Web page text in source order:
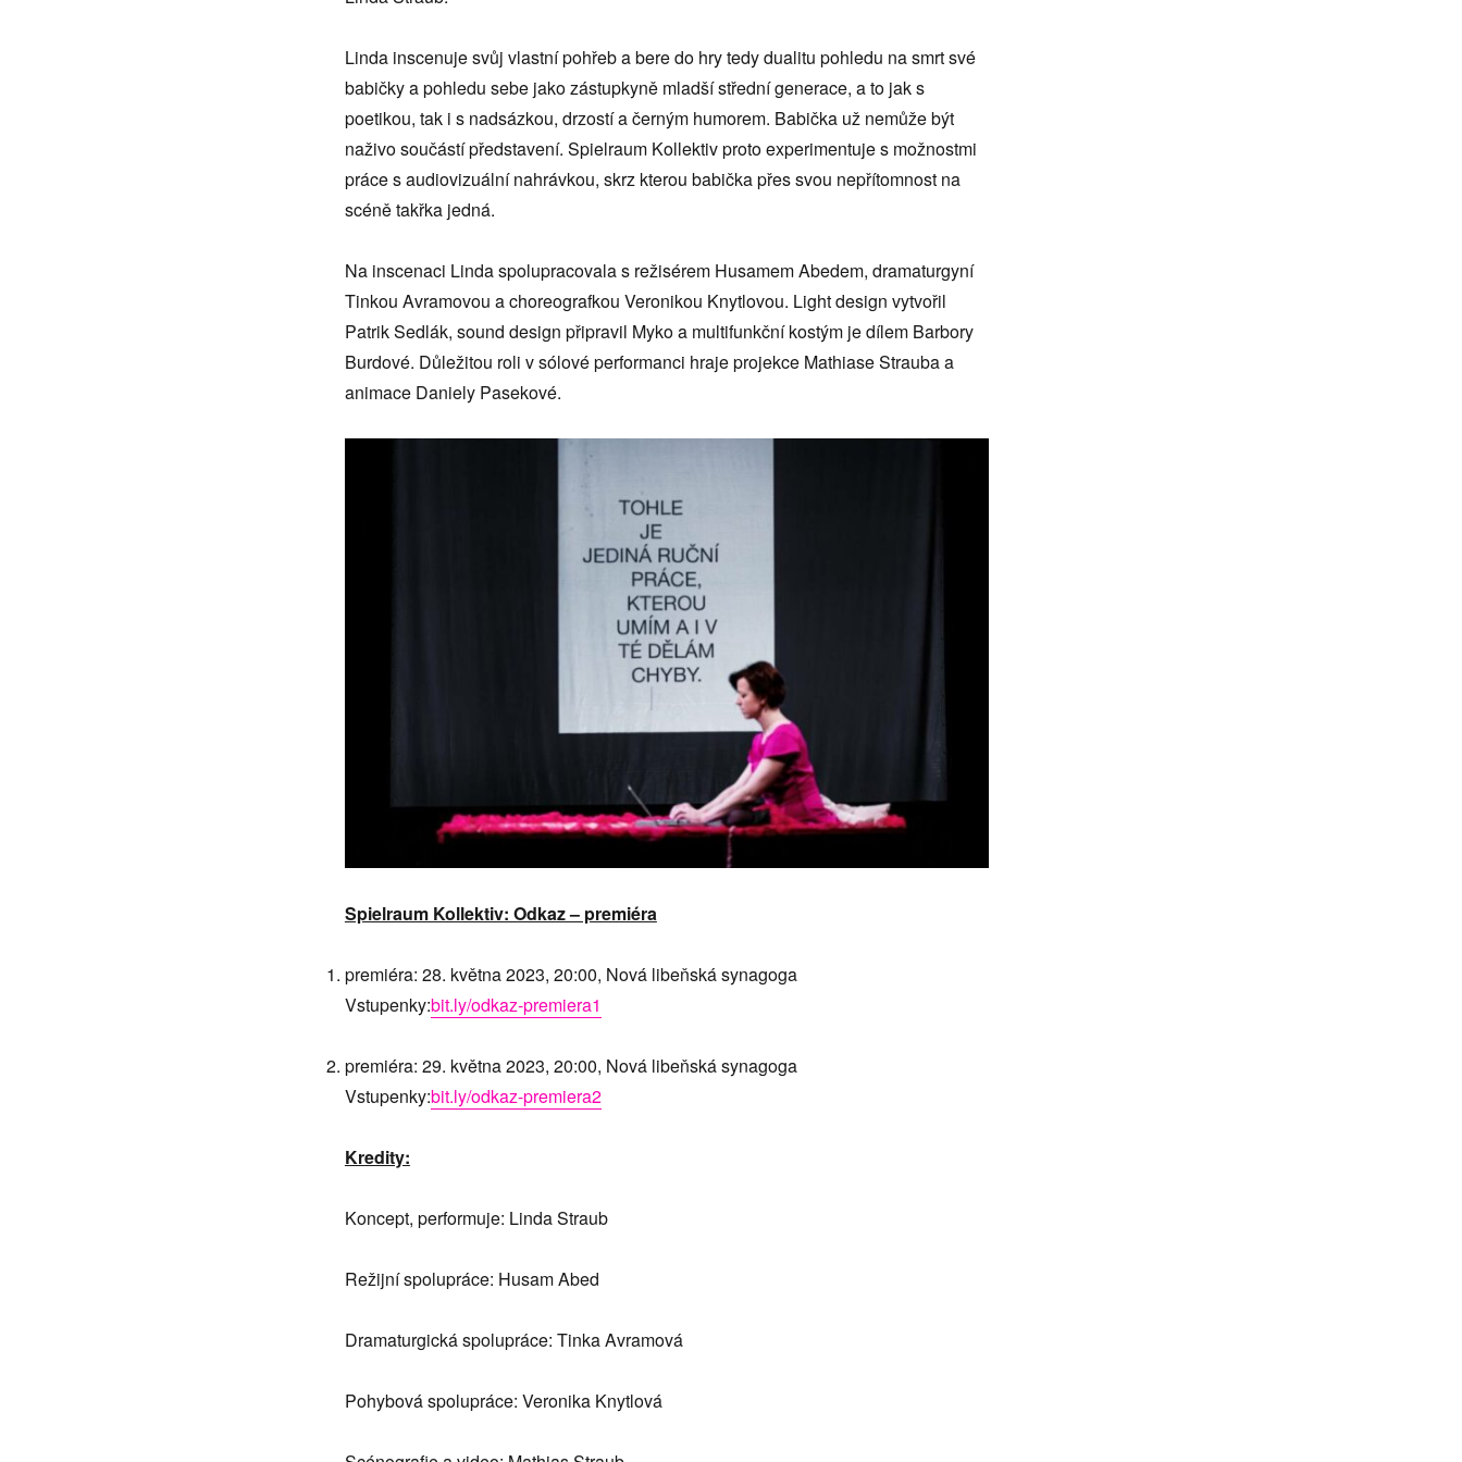
Linda inscenuje svůj vlastní pohřeb a bere do hry tedy dualitu pohledu na smrt své
babičky a pohledu sebe jako zástupkyně mladší střední generace, a to jak s
poetikou, tak i s nadsázkou, drzostí a černým humorem. Babička už nemůže být
naživo součástí představení. Spielraum Kollektiv proto experimentuje s možnostmi
práce s audiovizuální nahrávkou, skrz kterou babička přes svou nepřítomnost na
scéně takřka jedná.
Na inscenaci Linda spolupracovala s režisérem Husamem Abedem, dramaturgyní
Tinkou Avramovou a choreografkou Veronikou Knytlovou. Light design vytvořil
Patrik Sedlák, sound design připravil Myko a multifunkční kostým je dílem Barbory
Burdové. Důležitou roli v sólové performanci hraje projekce Mathiase Strauba a
animace Daniely Pasekové.
Spielraum Kollektiv: Odkaz – premiéra
premiéra: 28. května 2023, 20:00, Nová libeňská synagoga
Vstupenky:bit.ly/odkaz-premiera1
premiéra: 29. května 2023, 20:00, Nová libeňská synagoga
Vstupenky:bit.ly/odkaz-premiera2
Kredity:
Koncept, performuje: Linda Straub
Režijní spolupráce: Husam Abed
Dramaturgická spolupráce: Tinka Avramová
Pohybová spolupráce: Veronika Knytlová